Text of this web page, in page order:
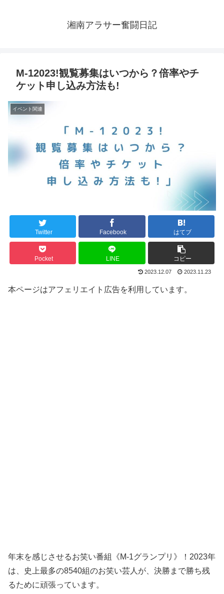
湘南アラサー奮闘日記
M-12023!観覧募集はいつから？倍率やチ
ケット申し込み方法も!
イベント関連
Twitter Facebook はてブ
Pocket LINE コピー
2023.12.07 2023.11.23
本ページはアフェリエイト広告を利用しています。
年末を感じさせるお笑い番組《M-1グランプリ》！2023年
は、史上最多の8540組のお笑い芸人が、決勝まで勝ち残
るために頑張っています。